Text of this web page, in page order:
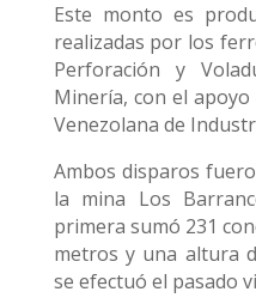
Este monto es
realizadas por los
Perforación y
Minería, con el
Venezolana de
Ambos disparos
la mina Los
primera sumó 231
metros y una altura
se efectuó el pasado